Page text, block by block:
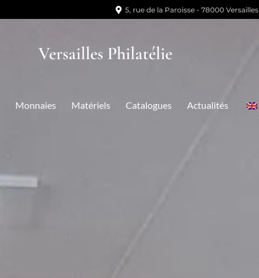
5, rue de la Paroisse - 78000 Versailles
Versailles Philatélie
Monnaies Matériels Catalogues Actualités